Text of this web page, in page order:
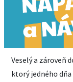
Veselý a zároveň
ktorý jedného